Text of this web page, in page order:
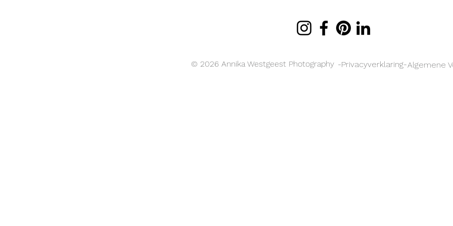
© 2026 Annika Westgeest Photography -Privacyverklaring-Algemene